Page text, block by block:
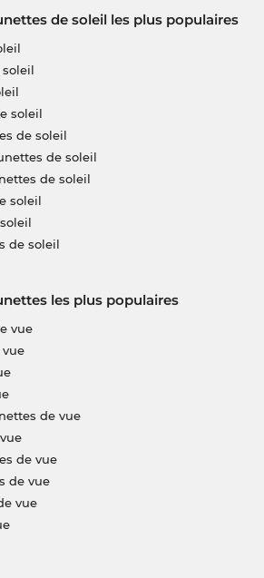
de soleil les plus populaires
soleil
de soleil
de soleil
de soleil
soleil
de soleil
les plus populaires
vue
de vue
de vue
de vue
vue